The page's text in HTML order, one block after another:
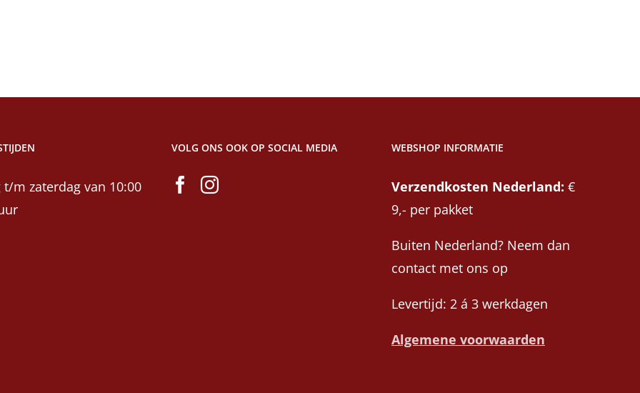
t/m zaterdag van 10:00
VOLG ONS OOK OP SOCIAL MEDIA WEBSHOP INFORMATIE
Verzendkosten Nederland: €
9,- per pakket
Buiten Nederland? Neem dan
contact met ons op
Levertijd: 2 á 3 werkdagen
Algemene voorwaarden